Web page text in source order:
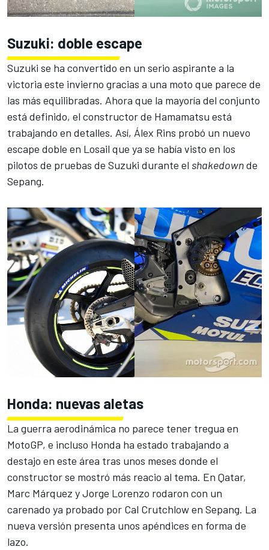
Suzuki: doble escape
Suzuki se ha convertido en un serio aspirante a la
victoria este invierno gracias a una moto que parece de
las más equilibradas. Ahora que la mayoría del conjunto
está definido, el constructor de Hamamatsu está
trabajando en detalles. Así, Álex Rins probó un nuevo
escape doble en Losail que ya se había visto en los
pilotos de pruebas de Suzuki durante el shakedownde
Sepang.
Honda: nuevas aletas
La guerra aerodinámica no parece tener tregua en
MotoGP, e incluso Honda ha estado trabajando a
destajo en este área tras unos meses donde el
constructor se mostró más reacio al tema. En Qatar,
Marc Márquez y Jorge Lorenzo rodaron con un
carenado ya probado por Cal Crutchlow en Sepang. La
nueva versión presenta unos apéndices en forma de
lazo.